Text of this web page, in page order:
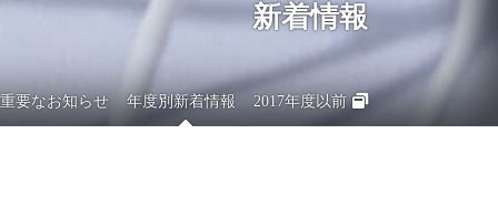
新着情報
重要なお知らせ 年度別新着情報 2017年度以前